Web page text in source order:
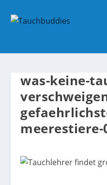
was-keine-
meerestiere-